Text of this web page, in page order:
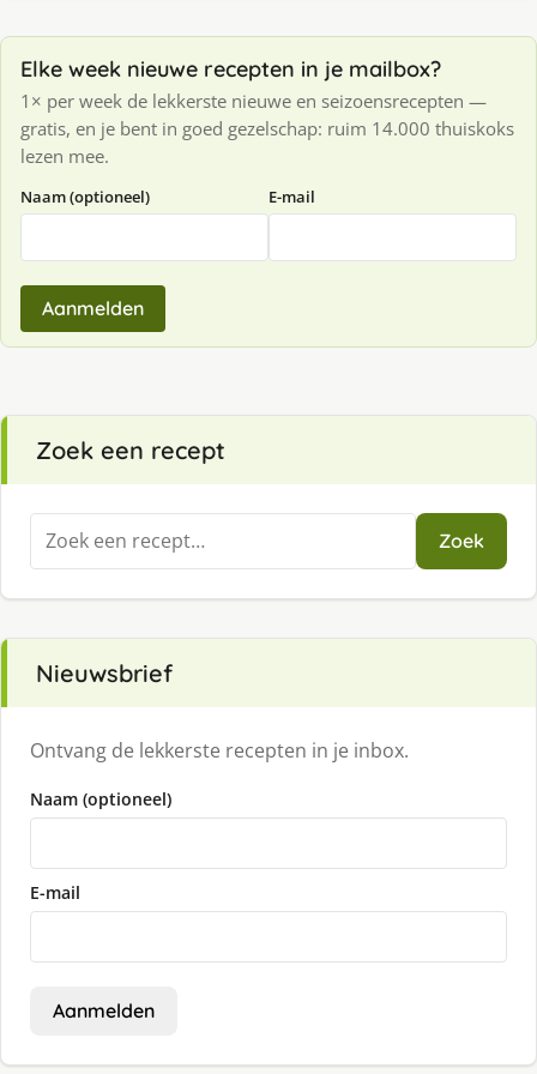
Elke week nieuwe recepten in je mailbox?
1× per week de lekkerste nieuwe en seizoensrecepten —
gratis, en je bent in goed gezelschap: ruim 14.000 thuiskoks
lezen mee.
Naam (optioneel) E-mail
Aanmelden
Zoek een recept
Zoeken
naar:
Zoek
Nieuwsbrief
Ontvang de lekkerste recepten in je inbox.
Naam (optioneel)
E-mail
Aanmelden